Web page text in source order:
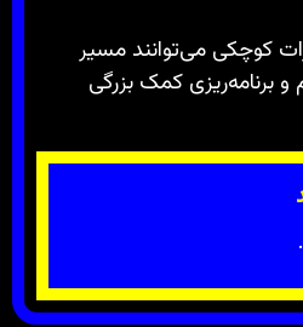
کوچکی می‌توانند مسیر
و برنامه‌ریزی کمک بزرگی
.